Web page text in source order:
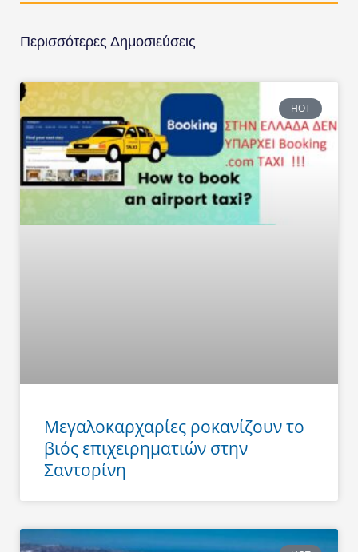
Περισσότερες Δημοσιεύσεις
HOT
Μεγαλοκαρχαρίες ροκανίζουν το
βιός επιχειρηματιών στην
Σαντορίνη